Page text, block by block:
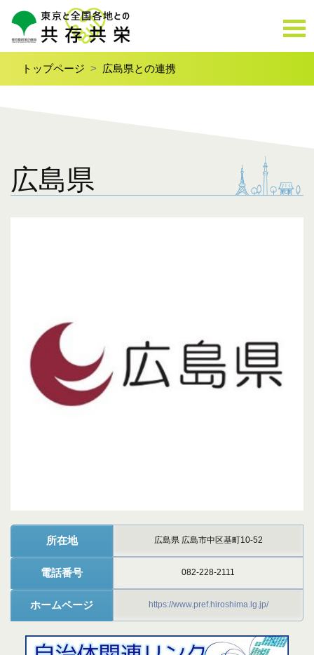
トップページ 広島県との連携
広島県
所在地 広島県 広島市中区基町10-52
電話番号 082-228-2111
ホームページ https://www.pref.hiroshima.lg.jp/